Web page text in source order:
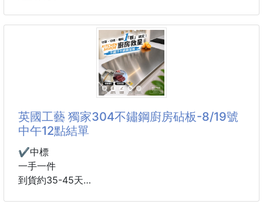
😰開車.開會.剛吃完大蒜便當
➡️需要 Eclipse易口舒脆皮軟心糖救急,外脆內軟,一粒
有感,給您滿滿的自信清爽！
🥱追劇.帶小孩.下午三點血糖低
➡️需要 Skittles彩虹糖 療癒,繽紛色彩加上酸甜口感,嚼
一嚼心情馬上變好！
✔️隨身包裝,上班.開車
一咖輕巧又有光澤感的實用托特包✨
想找一款容量夠、重量輕，又能搭出溫柔質感的日常包
這款ALTROSE單肩手提袋很適合
包身帶有低調光澤感，呈現像緞面般的柔和質感
手把上的絲巾裝飾可以拆卸
可依照當天穿搭與場合自由變換氛圍
想要甜美一點就繫上絲巾
想要簡約低依照當天穿搭與場合自由變換調也可以拆下
英國工藝 獨家304不鏽鋼廚房砧板-8/19號
中午12點結單
✔️中標
一手一件
到貨約35-45天